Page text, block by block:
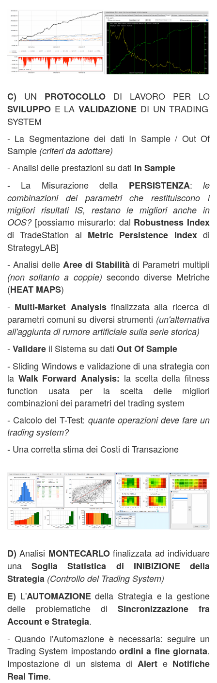
C) UN PROTOCOLLO DI LAVORO PER LO
SVILUPPO E LA VALIDAZIONE DI UN TRADING
SYSTEM
- La Segmentazione dei dati In Sample / Out Of
Sample (criteri da adottare)
- Analisi delle prestazioni su dati In Sample
- La Misurazione della PERSISTENZA:le
combinazioni dei parametri che restituiscono i
migliori risultati IS, restano le migliori anche in
OOS?[possiamo misurarlo: dal Robustness Index
di TradeStation al Metric Persistence Indexdi
StrategyLAB]
- Analisi delle Aree di Stabilità di Parametri multipli
(non soltanto a coppie) secondo diverse Metriche
(HEAT MAPS)
- Multi-Market Analysisfinalizzata alla ricerca di
parametri comuni su diversi strumenti (un'alternativa
all'aggiunta di rumore artificiale sulla serie storica)
- Validare il Sistema su dati Out Of Sample
- Sliding Windows e validazione di una strategia con
la Walk Forward Analysis: la scelta della fitness
function usata per la scelta delle migliori
combinazioni dei parametri del trading system
- Calcolo del T-Test: quante operazioni deve fare un
trading system?
- Una corretta stima dei Costi di Transazione
D)Analisi MONTECARLOfinalizzata ad individuare
una Soglia Statistica di INIBIZIONE della
Strategia (Controllo del Trading System)
E) L'AUTOMAZIONEdella Strategia e la gestione
delle problematiche di Sincronizzazione fra
Account eStrategia.
- Quando l'Automazione è necessaria: seguire un
Trading System impostando ordini a fine giornata.
Impostazione di un sistema di Alert e Notifiche
Real Time.